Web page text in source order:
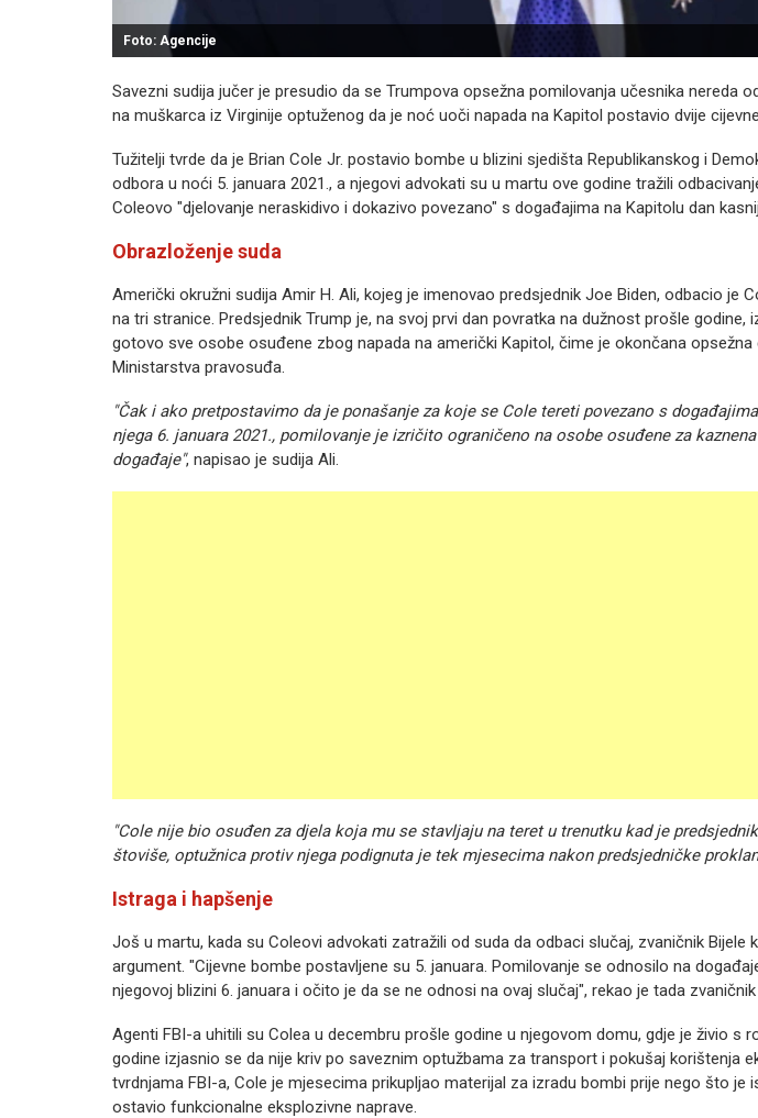
Foto: Agencije
Savezni sudija jučer je presudio da se Trumpova opsežna pomilovanja učesnika nereda
na muškarca iz Virginije optuženog da je noć uoči napada na Kapitol postavio dvije
Tužitelji tvrde da je Brian Cole Jr. postavio bombe u blizini sjedišta Republikanskog i
odbora u noći 5. januara 2021., a njegovi advokati su u martu ove godine tražili
Coleovo "djelovanje neraskidivo i dokazivo povezano" s događajima na Kapitolu dan
Obrazloženje suda
Američki okružni sudija Amir H. Ali, kojeg je imenovao predsjednik Joe Biden, odbacio je
na tri stranice. Predsjednik Trump je, na svoj prvi dan povratka na dužnost prošle godine,
gotovo sve osobe osuđene zbog napada na američki Kapitol, čime je okončana
Ministarstva pravosuđa.
"Čak i ako pretpostavimo da je ponašanje za koje se Cole tereti povezano s
njega 6. januara 2021., pomilovanje je izričito ograničeno na osobe osuđene za
događaje", napisao je sudija Ali.
"Cole nije bio osuđen za djela koja mu se stavljaju na teret u trenutku kad je
štoviše, optužnica protiv njega podignuta je tek mjesecima nakon predsjedničke
Istraga i hapšenje
Još u martu, kada su Coleovi advokati zatražili od suda da odbaci slučaj, zvaničnik Bijele
argument. "Cijevne bombe postavljene su 5. januara. Pomilovanje se odnosilo na
njegovoj blizini 6. januara i očito je da se ne odnosi na ovaj slučaj", rekao je tada zvaničnik
Agenti FBI-a uhitili su Colea u decembru prošle godine u njegovom domu, gdje je živio s
godine izjasnio se da nije kriv po saveznim optužbama za transport i pokušaj korištenja
tvrdnjama FBI-a, Cole je mjesecima prikupljao materijal za izradu bombi prije nego što je
ostavio funkcionalne eksplozivne naprave.